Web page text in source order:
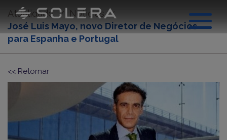
Sobre nós
Atualidade
Noticias
José Luis Mayo, novo Diretor de Negócios
para Espanha e Portugal
<< Retornar